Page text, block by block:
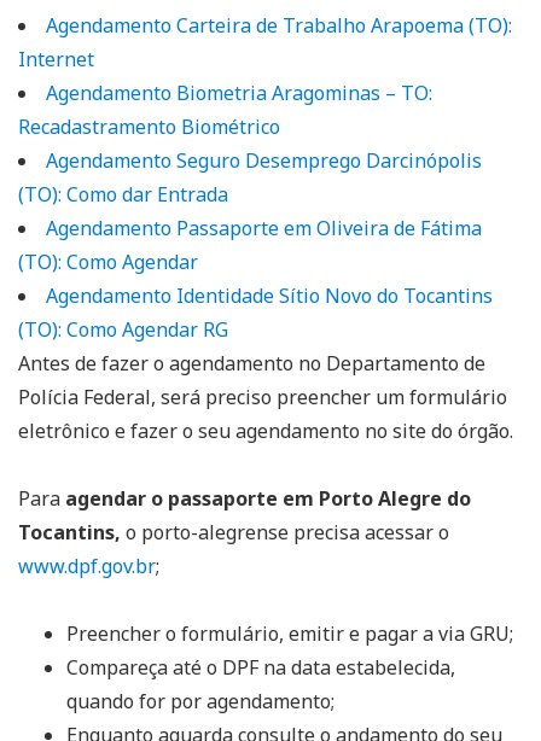
Agendamento Carteira de Trabalho Arapoema (TO):
Internet
Agendamento Biometria Aragominas – TO:
Recadastramento Biométrico
Agendamento Seguro Desemprego Darcinópolis
(TO): Como dar Entrada
Agendamento Passaporte em Oliveira de Fátima
(TO): Como Agendar
Agendamento Identidade Sítio Novo do Tocantins
(TO): Como Agendar RG
Antes de fazer o agendamento no Departamento de
Polícia Federal, será preciso preencher um formulário
eletrônico e fazer o seu agendamento no site do órgão.
Para agendar o passaporte em Porto Alegre do
Tocantins, o porto-alegrense precisa acessar o
www.dpf.gov.br;
Preencher o formulário, emitir e pagar a via GRU;
Compareça até o DPF na data estabelecida,
quando for por agendamento;
Enquanto aguarda consulte o andamento do seu